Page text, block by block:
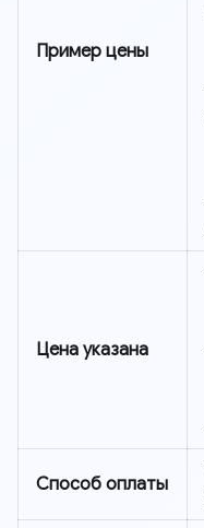
Пример цены
Цена указана
Способ оплаты